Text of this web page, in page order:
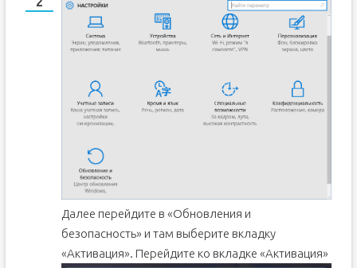
Далее перейдите в «Обновления и
безопасность» и там выберите вкладку
«Активация». Перейдите ко вкладке «Активация»